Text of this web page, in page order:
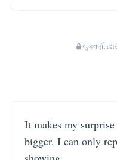
ચુકવણી
It makes my
bigger. I can only